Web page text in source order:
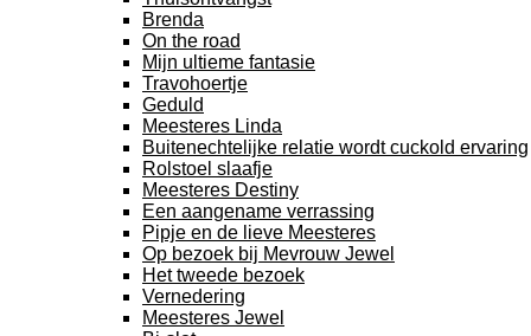
Brenda
On the road
Mijn ultieme fantasie
Travohoertje
Geduld
Meesteres Linda
Buitenechtelijke relatie wordt cuckold ervaring
Rolstoel slaafje
Meesteres Destiny
Een aangename verrassing
Pipje en de lieve Meesteres
Op bezoek bij Mevrouw Jewel
Het tweede bezoek
Vernedering
Meesteres Jewel